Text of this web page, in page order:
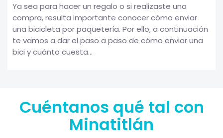
Ya sea para hacer un regalo o si realizaste una
compra, resulta importante conocer cómo enviar
una bicicleta por paquetería. Por ello, a continuación
te vamos a dar el paso a paso de cómo enviar una
bici y cuánto cuesta...
Cuéntanos qué tal con
Minatitlán